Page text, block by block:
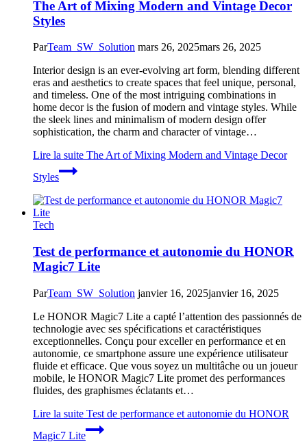
The Art of Mixing Modern and Vintage Decor
Styles
ParTeam_SW_Solution mars 26, 2025mars 26, 2025
Interior design is an ever-evolving art form, blending different
eras and aesthetics to create spaces that feel unique, personal,
and timeless. One of the most intriguing combinations in
home decor is the fusion of modern and vintage styles. While
the sleek lines and minimalism of modern design offer
sophistication, the charm and character of vintage…
Lire la suite The Art of Mixing Modern and Vintage Decor
Styles
Tech
Test de performance et autonomie du HONOR
Magic7 Lite
ParTeam_SW_Solution janvier 16, 2025janvier 16, 2025
Le HONOR Magic7 Lite a capté l’attention des passionnés de
technologie avec ses spécifications et caractéristiques
exceptionnelles. Conçu pour exceller en performance et en
autonomie, ce smartphone assure une expérience utilisateur
fluide et efficace. Que vous soyez un multitâche ou un joueur
mobile, le HONOR Magic7 Lite promet des performances
fluides, des graphismes éclatants et…
Lire la suite Test de performance et autonomie du HONOR
Magic7 Lite